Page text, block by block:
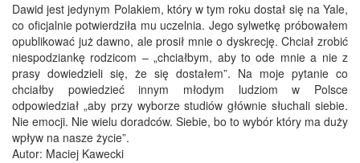
Dawid jest jedynym Polakiem, który w tym roku dostał się na Yale,
co oficjalnie potwierdziła mu uczelnia. Jego sylwetkę próbowałem
opublikować już dawno, ale prosił mnie o dyskrecję. Chciał zrobić
niespodziankę rodzicom – „chciałbym, aby to ode mnie a nie z
prasy dowiedzieli się, że się dostałem”. Na moje pytanie co
chciałby powiedzieć innym młodym ludziom w Polsce
odpowiedział „aby przy wyborze studiów głównie słuchali siebie.
Nie emocji. Nie wielu doradców. Siebie, bo to wybór który ma duży
wpływ na nasze życie”.
Autor: Maciej Kawecki